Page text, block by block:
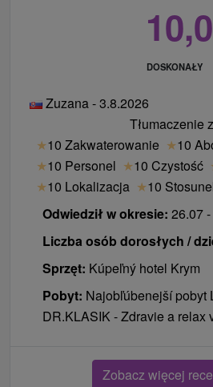
10,0
DOSKONAŁY
Zuzana - 3.8.2026
Tłumaczenie
★10 Zakwaterowanie ★10
★10 Personel ★10 Czystość
★10 Lokalizacja ★10
Odwiedził w okresie: 26.07
Liczba osób dorosłych /
Sprzęt: Kúpeľný hotel Krym
Pobyt: Najobľúbenejší pobyt
DR.KLASIK - Zdravie a relax
Zobacz więcej